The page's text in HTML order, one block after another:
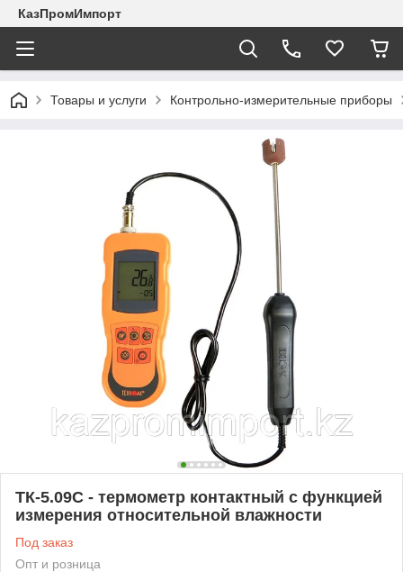
КазПромИмпорт
Товары и услуги Контрольно-измерительные приборы
ТК-5.09С - термометр контактный с функцией
измерения относительной влажности
Под заказ
Опт и розница